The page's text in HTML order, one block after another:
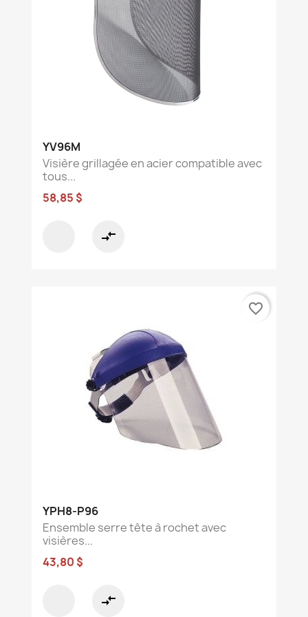
YV96M
Visière grillagée en acier compatible avec
tous...
58,85 $
compare_arrows
YPH8-P96
Ensemble serre tête à rochet avec
visières...
43,80 $
compare_arrows
favorite_border